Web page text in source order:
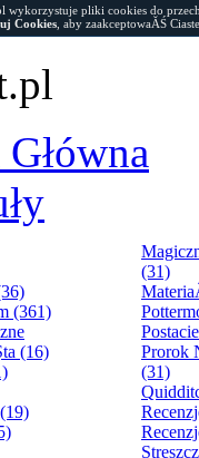
(361)
(16)
(31)
Prorok
(31)
wykorzystuje pliki cookies do
Cookies , aby zaakceptowaĂŚ